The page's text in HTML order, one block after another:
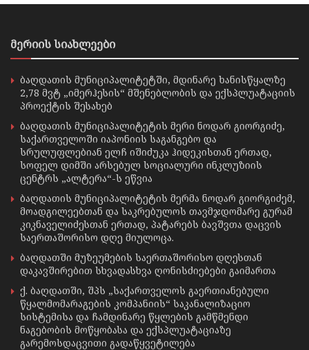
მერიის სიახლეები
ბაღდათის მუნიციპალიტეტში, მდინარე ხანისწყალზე
2,78 მვტ „იმერჰესის“ მშენებლობის და ექსპლუატაციის
პროექტის შესახებ
ბაღდათის მუნიციპალიტეტის მერი ნოდარ გიორგიძე,
საქართველოში იაპონიის საგანგებო და
სრულუფლებიან ელჩ იშიძუკა ჰიდეკისთან ერთად,
სოფელ დიმში არსებულ სოციალური ინკლუზიის
ცენტრს „ალტერა“-ს ეწვია
ბაღდათის მუნიციპალიტეტის მერმა ნოდარ გიორგიძემ,
მოადგილეებთან და საკრებულოს თავმჯდომარე გურამ
კიკნაველიძესთან ერთად, პატარებს ბავშვთა დაცვის
საერთაშორისო დღე მიულოცა.
ბაღდათში მუზეუმების საერთაშორისო დღესთან
დაკავშირებით სხვადასხვა ღონისძიებები გაიმართა
ქ. ბაღდათში, შპს „საქართველოს გაერთიანებული
წყალმომარაგების კომპანიის“ საკანალიზაციო
სისტემისა და ჩამდინარე წყლების გამწმენდი
ნაგებობის მოწყობასა და ექსპლუატაციაზე
გარემოსდაცვითი გადაწყვეტილება